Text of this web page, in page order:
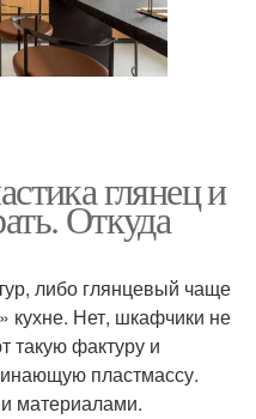
глянец и
Откуда
либо глянцевый чаще
кухне. Нет, шкафчики не
такую фактуру и
пластмассу.
материалами.